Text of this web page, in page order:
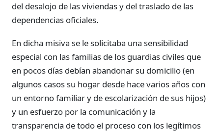
del desalojo de las viviendas y del traslado de las
dependencias oficiales.
En dicha misiva se le solicitaba una sensibilidad
especial con las familias de los guardias civiles que
en pocos días debían abandonar su domicilio (en
algunos casos su hogar desde hace varios años con
un entorno familiar y de escolarización de sus hijos)
y un esfuerzo por la comunicación y la
transparencia de todo el proceso con los legítimos